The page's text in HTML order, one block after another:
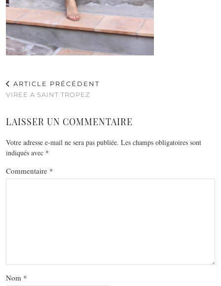
ARTICLE PRÉCÉDENT
VIREE A SAINT TROPEZ
LAISSER UN COMMENTAIRE
Votre adresse e-mail ne sera pas publiée. Les champs obligatoires sont
indiqués avec *
Commentaire *
Nom *